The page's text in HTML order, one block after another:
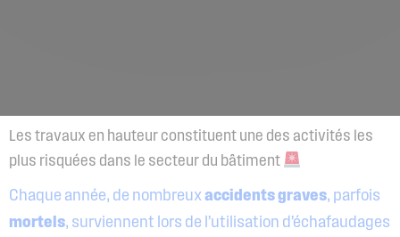
Les travaux en hauteur constituent une des activités les
plus risquées dans le secteur du bâtiment
Chaque année, de nombreuxaccidents graves, parfois
mortels, surviennent lors de l’utilisation d’échafaudages